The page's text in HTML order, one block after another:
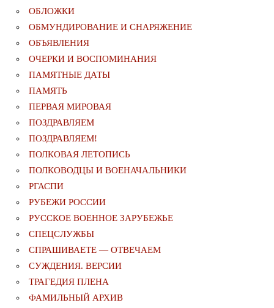
ОБЛОЖКИ
ОБМУНДИРОВАНИЕ И СНАРЯЖЕНИЕ
ОБЪЯВЛЕНИЯ
ОЧЕРКИ И ВОСПОМИНАНИЯ
ПАМЯТНЫЕ ДАТЫ
ПАМЯТЬ
ПЕРВАЯ МИРОВАЯ
ПОЗДРАВЛЯЕМ
ПОЗДРАВЛЯЕМ!
ПОЛКОВАЯ ЛЕТОПИСЬ
ПОЛКОВОДЦЫ И ВОЕНАЧАЛЬНИКИ
РГАСПИ
РУБЕЖИ РОССИИ
РУССКОЕ ВОЕННОЕ ЗАРУБЕЖЬЕ
СПЕЦСЛУЖБЫ
СПРАШИВАЕТЕ — ОТВЕЧАЕМ
СУЖДЕНИЯ. ВЕРСИИ
ТРАГЕДИЯ ПЛЕНА
ФАМИЛЬНЫЙ АРХИВ